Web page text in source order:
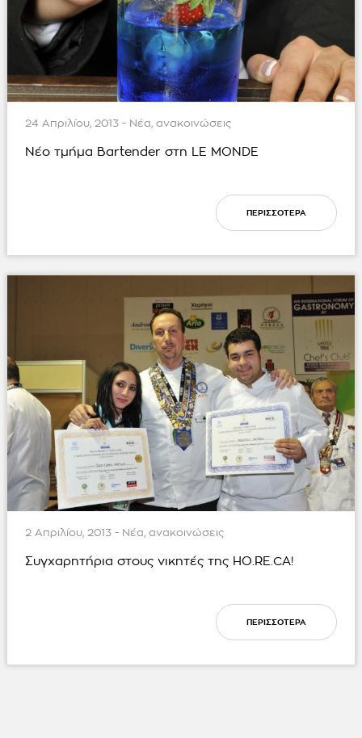
24 Απριλίου, 2013 - Νέα, ανακοινώσεις
Νέο τμήμα Bartender στη LE MONDE
ΠΕΡΙΣΣΟΤΕΡΑ
2 Απριλίου, 2013 - Νέα, ανακοινώσεις
Συγχαρητήρια στους νικητές της HO.RE.CA!
ΠΕΡΙΣΣΟΤΕΡΑ